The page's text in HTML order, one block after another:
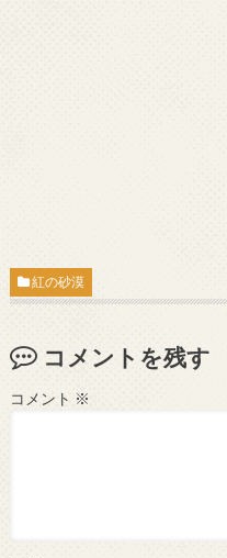
紅の砂漠
コメントを残す
コメント ※